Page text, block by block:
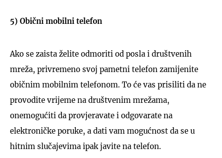
5) Obični mobilni telefon
Ako se zaista želite odmoriti od posla i društvenih
mreža, privremeno svoj pametni telefon zamijenite
običnim mobilnim telefonom. To će vas prisiliti da ne
provodite vrijeme na društvenim mrežama,
onemogućiti da provjeravate i odgovarate na
elektroničke poruke, a dati vam mogućnost da se u
hitnim slučajevima ipak javite na telefon.